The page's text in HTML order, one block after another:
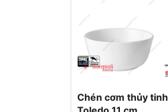
Chén cơm thủy tinh